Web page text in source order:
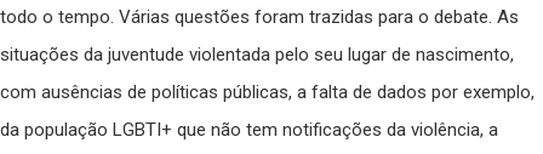
todo o tempo. Várias questões foram trazidas para o debate. As
situações da juventude violentada pelo seu lugar de nascimento,
com ausências de políticas públicas, a falta de dados por exemplo,
da população LGBTI+ que não tem notificações da violência, a